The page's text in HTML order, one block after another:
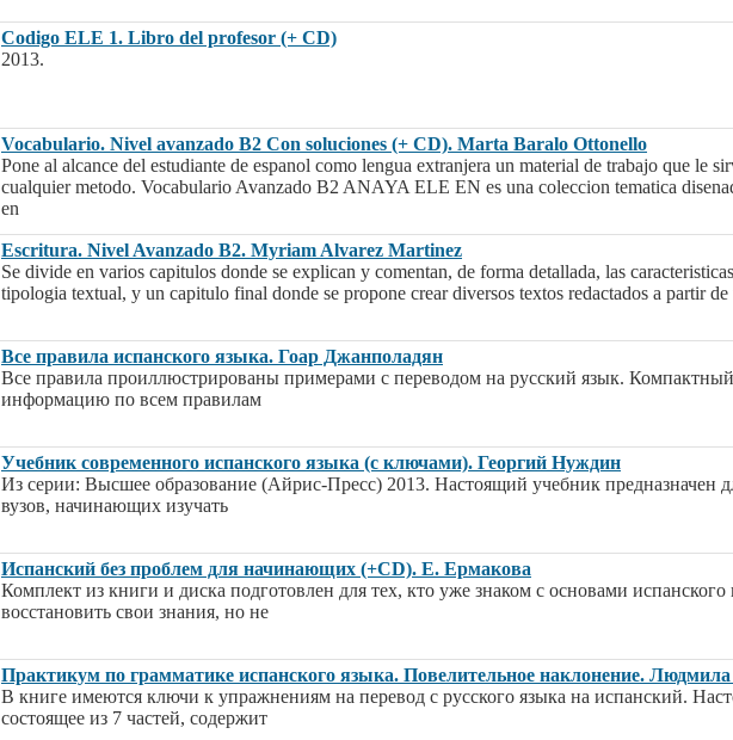
Codigo ELE 1. Libro del profesor (+ CD)
2013.
Vocabulario. Nivel avanzado B2 Con soluciones (+ CD). Marta Baralo Ottonello
Pone al alcance del estudiante de espanol como lengua extranjera un material de trabajo que le
cualquier metodo. Vocabulario Avanzado B2 ANAYA ELE EN es una coleccion tematica
en
Escritura. Nivel Avanzado B2. Myriam Alvarez Martinez
Se divide en varios capitulos donde se explican y comentan, de forma detallada, las
tipologia textual, y un capitulo final donde se propone crear diversos textos redactados a partir de
Все правила испанского языка. Гоар Джанполадян
Все правила проиллюстрированы примерами с переводом на русский язык.
информацию по всем правилам
Учебник современного испанского языка (с ключами). Георгий Нуждин
Из серии: Высшее образование (Айрис-Пресс) 2013. Настоящий учебник предназначен
вузов, начинающих изучать
Испанский без проблем для начинающих (+CD). Е. Ермакова
Комплект из книги и диска подготовлен для тех, кто уже знаком с основами испанского
восстановить свои знания, но не
Практикум по грамматике испанского языка. Повелительное наклонение.
В книге имеются ключи к упражнениям на перевод с русского языка на испанский.
состоящее из 7 частей, содержит